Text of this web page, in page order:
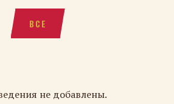
ВСЕ
не добавлены.